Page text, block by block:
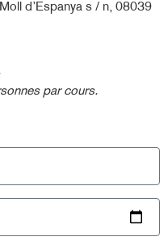
d’Espanya s / n, 08039
par cours.